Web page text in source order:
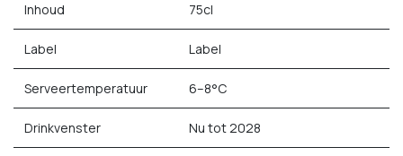
Inhoud 75cl
Label Label
Serveertemperatuur 6–8°C
Drinkvenster Nu tot 2028